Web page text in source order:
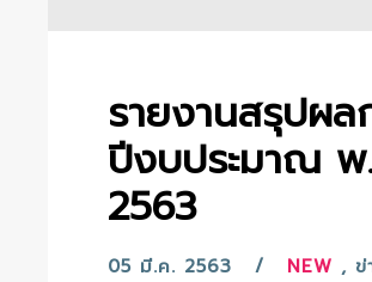
รายงานสรุปผล
ปีงบประมาณ พ
2563
05 มี.ค. 2563 NEW ,